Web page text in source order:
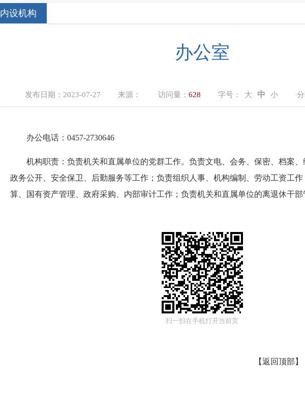
内设机构
办公室
发布日期： 2023-07-27 来源： 访问量：628 字号： 大 中 小
办公电话： 0457-2730646
机构职责：负责机关和直属单位的党群工作。负责文电、会务、保密、档案、
政务公开、安全保卫、后勤服务等工作；负责组织人事、机构编制、劳动工资工作
算、国有资产管理、政府采购、内部审计工作； 负责机关和直属单位的离退休干部
扫一扫在手机打开当前页
【返回顶部 】